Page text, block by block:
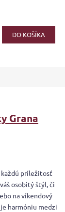
DO KOŠÍKA
Grana
každú príležitosť
osobitý štýl, či
na víkendový
harmóniu medzi